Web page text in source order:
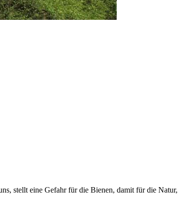
stellt eine Gefahr für die Bienen, damit für die Natur,